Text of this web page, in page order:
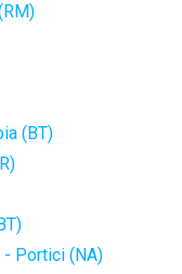
(BT)
- Portici (NA)